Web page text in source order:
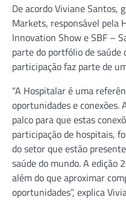
De acordo Viviane Santos,
Markets, responsável pela
Innovation Show e SBF –
parte do portfólio de
participação faz parte de
“A Hospitalar é uma
oportunidades e conexões.
palco para que estas
participação de hospitais,
do setor que estão
saúde do mundo. A
além do que aproximar
oportunidades”, explica